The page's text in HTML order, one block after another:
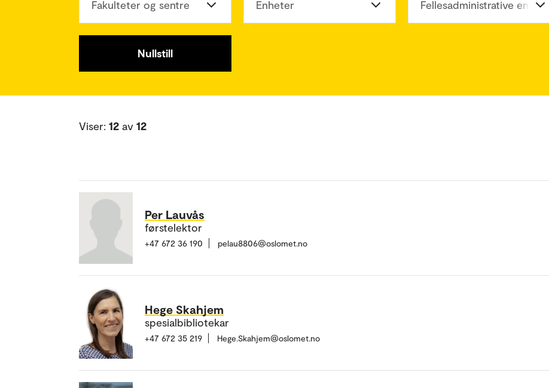
Fakulteter og sentre Enheter Fellesadministrative enheter
Nullstill
Viser: 12 av 12
Per Lauvås
førstelektor
+47 672 36 190 pelau8806@oslomet.no
Hege Skahjem
spesialbibliotekar
+47 672 35 219 Hege.Skahjem@oslomet.no